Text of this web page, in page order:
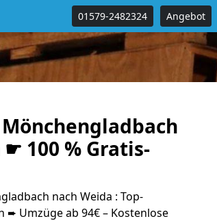
01579-2482324 Angebot
100 % Gratis-
nach Weida : Top-
➨ Umzüge ab 94€ – Kostenlose